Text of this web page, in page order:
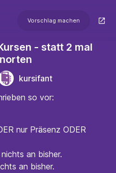
Vorschlag machen
- statt 2 mal
kursifant
so vor:
nur Präsenz ODER
an bisher.
an bisher.